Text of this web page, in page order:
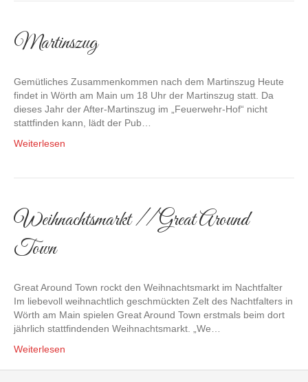
Martinszug
Gemütliches Zusammenkommen nach dem Martinszug Heute
findet in Wörth am Main um 18 Uhr der Martinszug statt. Da
dieses Jahr der After-Martinszug im „Feuerwehr-Hof“ nicht
stattfinden kann, lädt der Pub…
Weiterlesen
Weihnachtsmarkt // Great Around
Town
Great Around Town rockt den Weihnachtsmarkt im Nachtfalter
Im liebevoll weihnachtlich geschmückten Zelt des Nachtfalters in
Wörth am Main spielen Great Around Town erstmals beim dort
jährlich stattfindenden Weihnachtsmarkt. „We…
Weiterlesen